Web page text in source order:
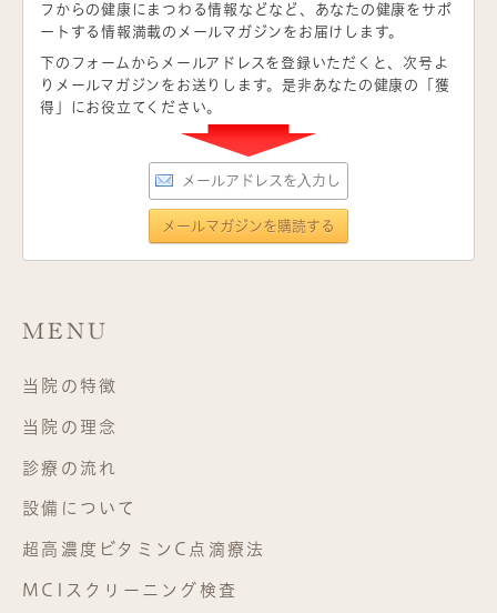
フからの健康にまつわる情報などなど、あなたの健康をサポ
ートする情報満載のメールマガジンをお届けします。
下のフォームからメールアドレスを登録いただくと、次号よ
りメールマガジンをお送りします。是非あなたの健康の「獲
得」にお役立てください。
MENU
当院の特徴
当院の理念
診療の流れ
設備について
超高濃度ビタミンC点滴療法
MCIスクリーニング検査